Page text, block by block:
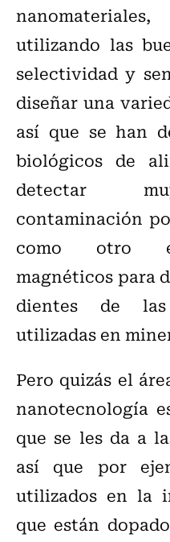
utilizando las
selectividad y
diseñar una
así que se han
biológicos de
detectar
contaminación
como otro
magnéticos para
dientes de las
utilizadas en
Pero quizás el
nanotecnología
que se les da a
así que por
utilizados en la
que están